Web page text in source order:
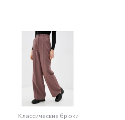
Классические брюки